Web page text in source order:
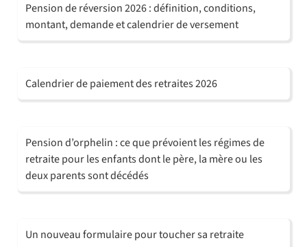
Pension de réversion 2026 : définition, conditions,
montant, demande et calendrier de versement
Calendrier de paiement des retraites 2026
Pension d’orphelin : ce que prévoient les régimes de
retraite pour les enfants dont le père, la mère ou les
deux parents sont décédés
Un nouveau formulaire pour toucher sa retraite